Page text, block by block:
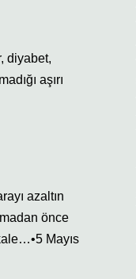
diyabet,
aşırı
azaltın
önce
Mayıs